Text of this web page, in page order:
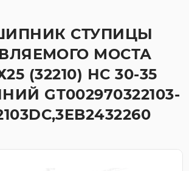
СТУПИЦЫ
МОСТА
(32210) НС 30-35
GT002970322103-